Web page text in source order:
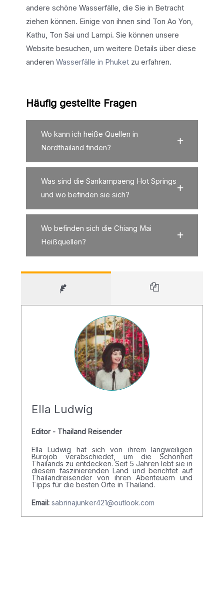
andere schöne Wasserfälle, die Sie in Betracht
ziehen können. Einige von ihnen sind Ton Ao Yon,
Kathu, Ton Sai und Lampi. Sie können unsere
Website besuchen, um weitere Details über diese
anderen Wasserfälle in Phuketzu erfahren.
Häufig gestellte Fragen
Wo kann ich heiße Quellen in
Nordthailand finden?
Was sind die Sankampaeng Hot Springs
und wo befinden sie sich?
Wo befinden sich die Chiang Mai
Heißquellen?
Ella Ludwig
Editor - Thailand Reisender
Ella Ludwig hat sich von ihrem langweiligen
Bürojob verabschiedet, um die Schönheit
Thailands zu entdecken. Seit 5 Jahren lebt sie in
diesem faszinierenden Land und berichtet auf
Thailandreisender von ihren Abenteuern und
Tipps für die besten Orte in Thailand.
Email: sabrinajunker421@outlook.com